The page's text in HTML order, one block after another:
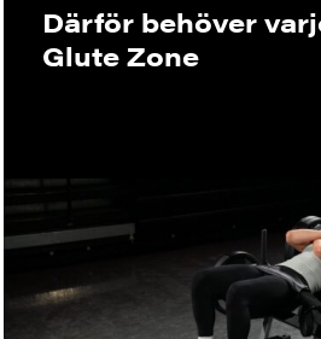
Därför behöver
Glute Zone